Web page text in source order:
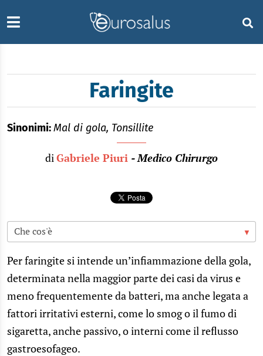
Faringite
Sinonimi:Mal di gola, Tonsillite
diGabriele Piuri - Medico Chirurgo
Per faringite si intende un’infiammazione della gola,
determinata nella maggior parte dei casi da virus e
meno frequentemente da batteri, ma anche legata a
fattori irritativi esterni, come lo smog o il fumo di
sigaretta, anche passivo, o interni come il reflusso
gastroesofageo.